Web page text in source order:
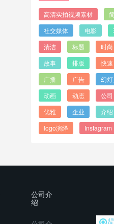
高清实拍视频素材
社交媒体
电影
清洁
标题 时尚
故事
排版 快速
广播
广告 幻
动画
动态 公司
优雅
企业 介绍
logo演绎
Instagram
公司介
绍